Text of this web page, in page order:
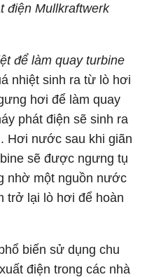
điện Mullkraftwerk
để làm quay turbine
nhiệt sinh ra từ lò hơi
hơi để làm quay
phát điện sẽ sinh ra
Hơi nước sau khi giãn
sẽ được ngưng tụ
nhờ một nguồn nước
trở lại lò hơi để hoàn
biến sử dụng chu
điện trong các nhà